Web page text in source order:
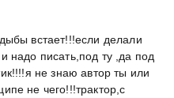
встает!!!если делали
надо писать,под ту ,да под
не знаю автор ты или
не чего!!!трактор,с